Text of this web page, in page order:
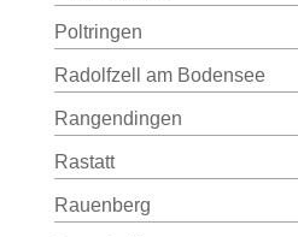
Poltringen
Radolfzell am Bodensee
Rangendingen
Rastatt
Rauenberg